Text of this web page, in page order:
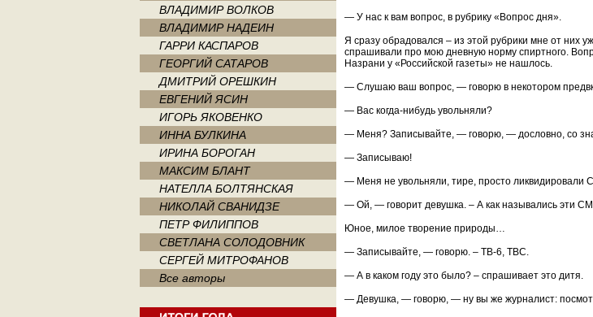
ВЛАДИМИР ВОЛКОВ
ВЛАДИМИР НАДЕИН
ГАРРИ КАСПАРОВ
ГЕОРГИЙ САТАРОВ
ДМИТРИЙ ОРЕШКИН
ЕВГЕНИЙ ЯСИН
ИГОРЬ ЯКОВЕНКО
ИННА БУЛКИНА
ИРИНА БОРОГАН
МАКСИМ БЛАНТ
НАТЕЛЛА БОЛТЯНСКАЯ
НИКОЛАЙ СВАНИДЗЕ
ПЕТР ФИЛИППОВ
СВЕТЛАНА СОЛОДОВНИК
СЕРГЕЙ МИТРОФАНОВ
Все авторы
— У нас к вам вопрос, в рубрику «Вопрос дня».
Я сразу обрадовался – из этой рубрики мне от них
спрашивали про мою дневную норму спиртного.
Назрани у «Российской газеты» не нашлось.
— Слушаю ваш вопрос, — говорю в некотором
— Вас когда-нибудь увольняли?
— Меня? Записывайте, — говорю, — дословно, со
— Записываю!
— Меня не увольняли, тире, просто ликвидировали
— Ой, — говорит девушка. – А как назывались эти
Юное, милое творение природы…
— Записывайте, — говорю. – ТВ-6, ТВС.
— А в каком году это было? – спрашивает это дитя.
— Девушка, — говорю, — ну вы же журналист: